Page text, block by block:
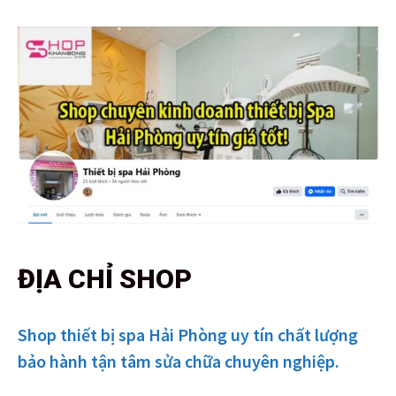
ĐỊA CHỈ SHOP
Shop thiết bị spa Hải Phòng uy tín chất lượng
bảo hành tận tâm sửa chữa chuyên nghiệp.